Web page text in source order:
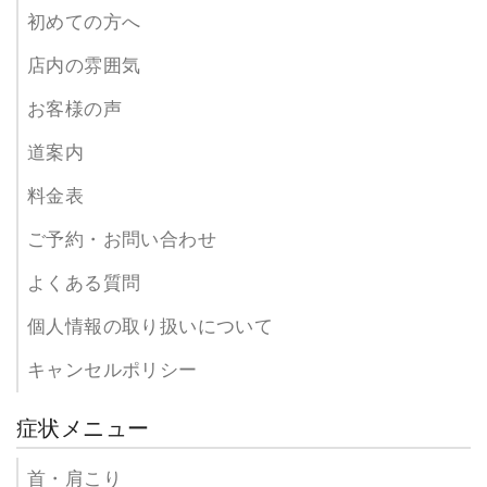
初めての方へ
店内の雰囲気
お客様の声
道案内
料金表
ご予約・お問い合わせ
よくある質問
個人情報の取り扱いについて
キャンセルポリシー
症状メニュー
首・肩こり